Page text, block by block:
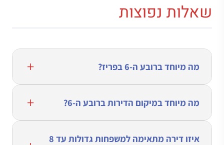
שאלות נפוצות
מה מיוחד ברובע ה-6 בפריז?
מה מיוחד במיקום הדירות ברובע ה-6?
איזו דירה מתאימה למשפחות גדולות עד 8